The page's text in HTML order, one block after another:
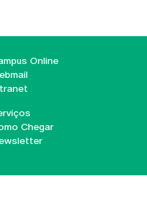
Online
Chegar